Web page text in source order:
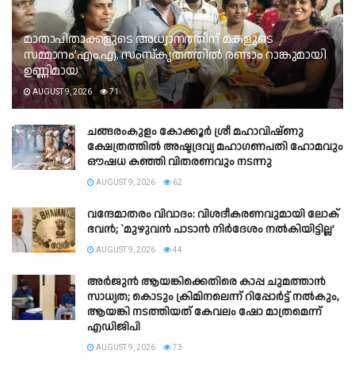
മാതാപിതാക്കളുടെ അധ്വാനത്തിന് മകളുടെ
സമ്മാനം’എം.എ. സംസ്കൃതത്തിൽ രണ്ടാം റാങ്കുമായി
ഉണ്ണിമായ
AUGUST 9, 2026 71
ചങ്ങരംകുളം കോക്കൂർ ശ്രീ മഹാവിഷ്ണു
ക്ഷേത്രത്തിൽ അഷ്ടദ്രവ്യ മഹാഗണപതി ഹോമവും
ഔഷധ കഞ്ഞി വിതരണവും നടന്നു
AUGUST 9, 2026 62
വന്ദേമാതരം വിവാദം: വിശദീകരണവുമായി ലോക്
ഭവൻ; `മുഴുവൻ പാടാൻ നിർദേശം നൽകിയിട്ടില്ല’
AUGUST 9, 2026 44
അർജുൻ ആയങ്കിക്കെതിരെ കാപ്പ ചുമത്താൻ
സാധ്യത; കൊടും ക്രിമിനലെന്ന് റിപ്പോർട്ട് നൽകും,
ആയങ്കി നടത്തിയത് കേവലം ഷോ മാത്രമെന്ന്
എഡിജിപി
AUGUST 9, 2026 73